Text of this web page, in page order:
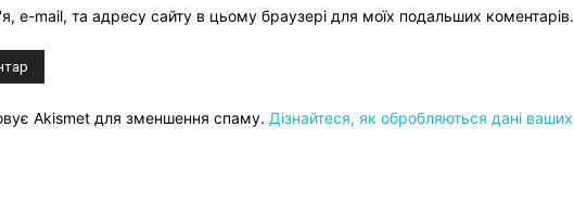
e-mail, та адресу сайту в цьому браузері для моїх подальших коментарів.
Akismet для зменшення спаму. Дізнайтеся, як обробляються дані ваших